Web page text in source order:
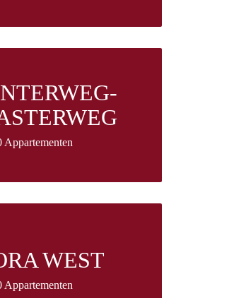
Appartementen
WEST
Appartementen